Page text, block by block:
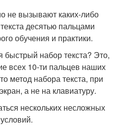
не вызывают каких-либо
десятью пальцами
обучения и практики.
быстрый набор текста? Это,
всех 10-ти пальцев наших
метод набора текста, при
а не на клавиатуру.
нескольких несложных